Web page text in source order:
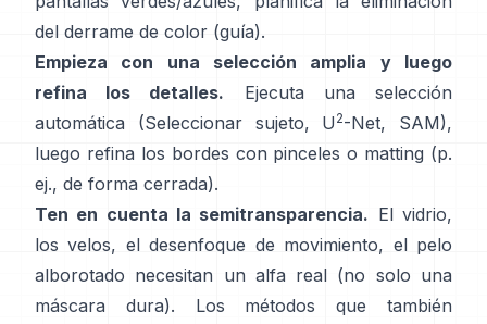
del derrame de color (guía).
Empieza con una selección amplia y luego
refina los detalles. Ejecuta una selección
automática (Seleccionar sujeto,
U2-Net, SAM),
luego refina los bordes con pinceles o matting (p.
ej., de forma cerrada).
Ten en cuenta la semitransparencia. El vidrio,
los velos, el desenfoque de movimiento, el pelo
alborotado necesitan un alfa real (no solo una
máscara dura). Los métodos que también